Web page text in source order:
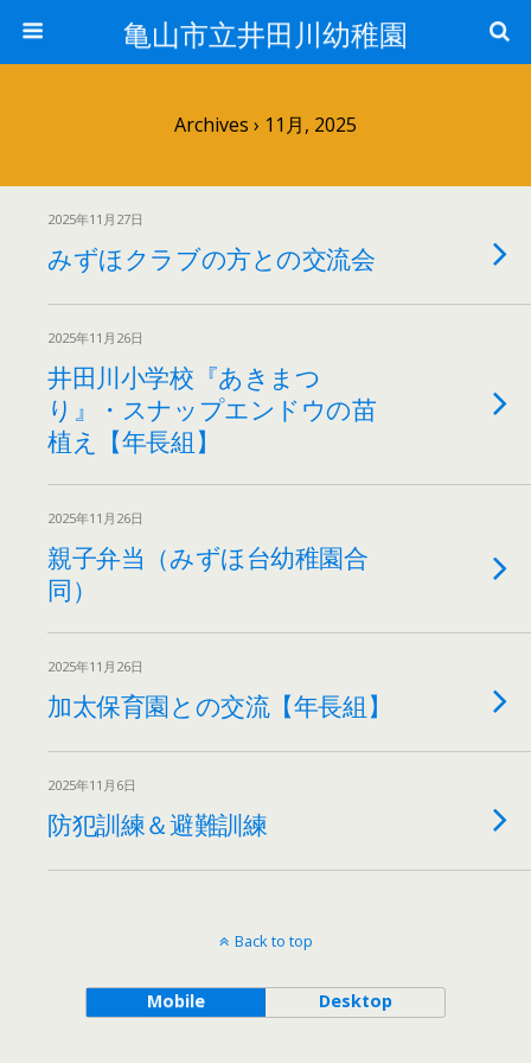
亀山市立井田川幼稚園
Archives › 11月, 2025
2025年11月27日
みずほクラブの方との交流会
2025年11月26日
井田川小学校『あきまつ
り』・スナップエンドウの苗
植え【年長組】
2025年11月26日
親子弁当（みずほ台幼稚園合
同）
2025年11月26日
加太保育園との交流【年長組】
2025年11月6日
防犯訓練＆避難訓練
Back to top
Mobile Desktop